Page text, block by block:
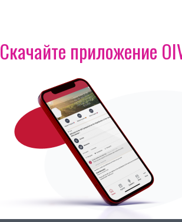
Скачайте приложение